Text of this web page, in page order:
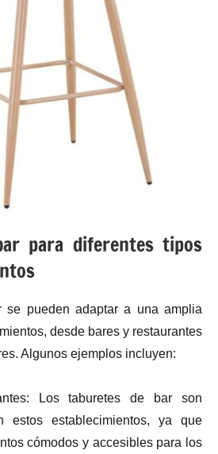
para diferentes tipos
se pueden adaptar a una amplia
desde bares y restaurantes
Algunos ejemplos incluyen:
Los taburetes de bar son
estos establecimientos, ya que
cómodos y accesibles para los